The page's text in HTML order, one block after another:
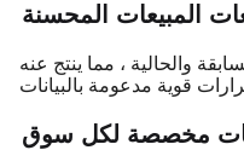
المبيعات المحسنة
والحالية ، مما ينتج عنه
مخصصة لكل سوق